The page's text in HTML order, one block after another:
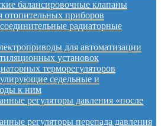
балансировочные клапаны
отопительных приборов
радиаторные
для автоматизации
установок
терморегуляторов
седельные и
к ним
регуляторы давления «после
регуляторы перепада давления